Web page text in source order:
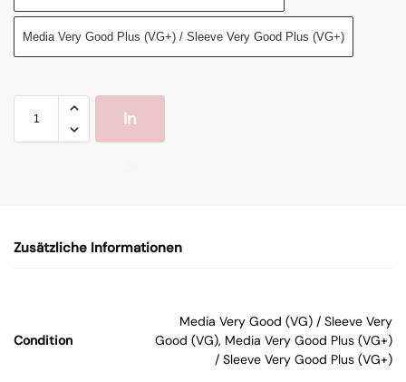
Media Very Good Plus (VG+) / Sleeve Very Good Plus (VG+)
In
W
Zusätzliche Informationen
Condition
Media Very Good (VG) / Sleeve Very
Good (VG), Media Very Good Plus (VG+)
/ Sleeve Very Good Plus (VG+)